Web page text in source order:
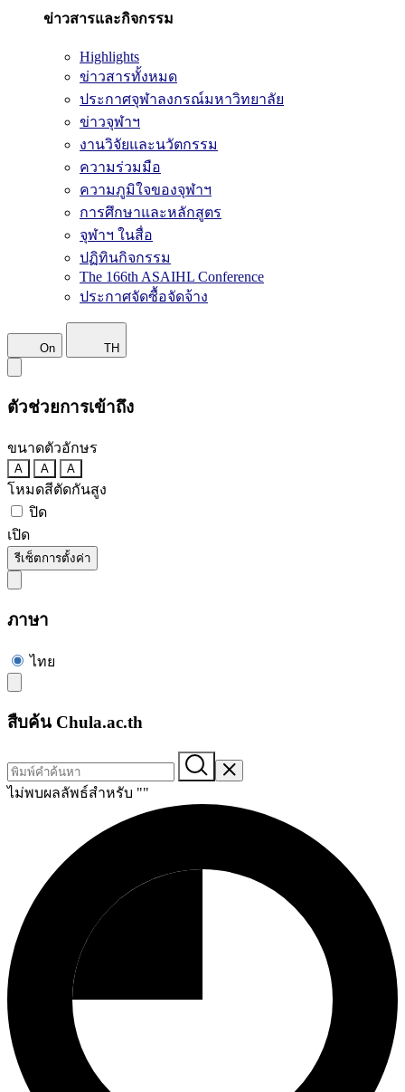
ข่าวสารและกิจกรรม
Highlights
ข่าวสารทั้งหมด
ประกาศจุฬาลงกรณ์มหาวิทยาลัย
ข่าวจุฬาฯ
งานวิจัยและนวัตกรรม
ความร่วมมือ
ความภูมิใจของจุฬาฯ
การศึกษาและหลักสูตร
จุฬาฯ ในสื่อ
ปฏิทินกิจกรรม
The 166th ASAIHL Conference
ประกาศจัดซื้อจัดจ้าง
On TH
ตัวช่วยการเข้าถึง
ขนาดตัวอักษร
A A A
โหมดสีตัดกันสูง
ปิด
เปิด
รีเซ็ตการตั้งค่า
ภาษา
ไทย
สืบค้น Chula.ac.th
ไม่พบผลลัพธ์สำหรับ ""